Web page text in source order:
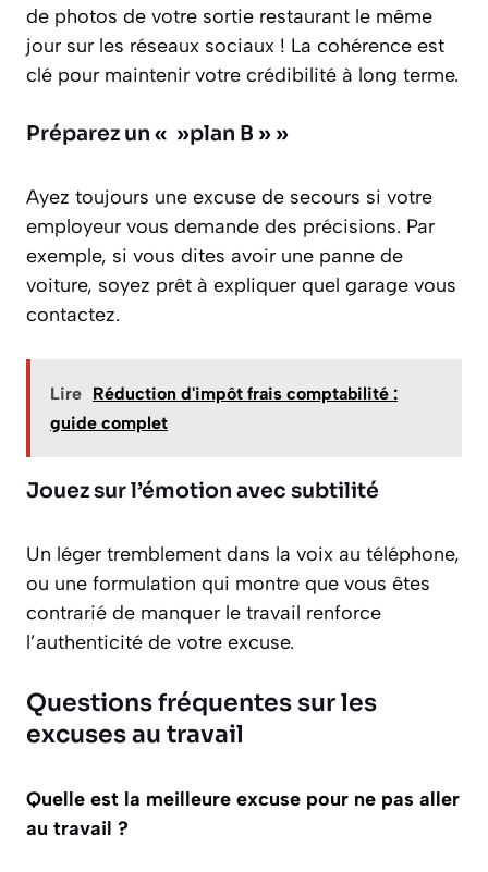
de photos de votre sortie restaurant le même
jour sur les réseaux sociaux ! La cohérence est
clé pour maintenir votre crédibilité à long terme.
Préparez un « »plan B » »
Ayez toujours une excuse de secours si votre
employeur vous demande des précisions. Par
exemple, si vous dites avoir une panne de
voiture, soyez prêt à expliquer quel garage vous
contactez.
Lire Réduction d'impôt frais comptabilité :
guide complet
Jouez sur l’émotion avec subtilité
Un léger tremblement dans la voix au téléphone,
ou une formulation qui montre que vous êtes
contrarié de manquer le travail renforce
l’authenticité de votre excuse.
Questions fréquentes sur les
excuses au travail
Quelle est la meilleure excuse pour ne pas aller
au travail ?